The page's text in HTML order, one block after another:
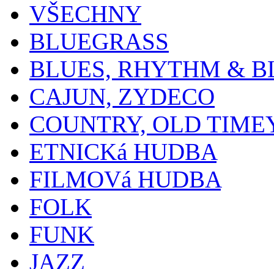
VŠECHNY
BLUEGRASS
BLUES, RHYTHM &
CAJUN, ZYDECO
COUNTRY, OLD
ETNICKá HUDBA
FILMOVá HUDBA
FOLK
FUNK
JAZZ